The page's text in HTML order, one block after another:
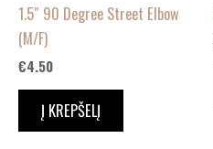
1.5″ 90 Degree Street Elbow
(M/F)
€4.50
Į KREPŠELĮ